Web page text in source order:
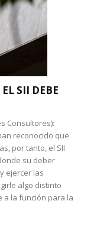
SII DEBE
Consultores):
reconocido que
por tanto, el SII
su deber
ejercer las
algo distinto
a la función para la